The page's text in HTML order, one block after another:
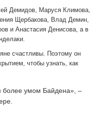
Демидов, Маруся Климова,
Щербакова, Влад Демин,
и Анастасия Денисова, а в
счастливы. Поэтому он
чтобы узнать, как
более умом Байдена», –